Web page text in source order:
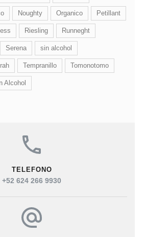
Noughty Organico Petillant
Riesling Runneght
Serena sin alcohol
Tempranillo Tomonotomo
Alcohol
TELEFONO
+52 624 266 9930